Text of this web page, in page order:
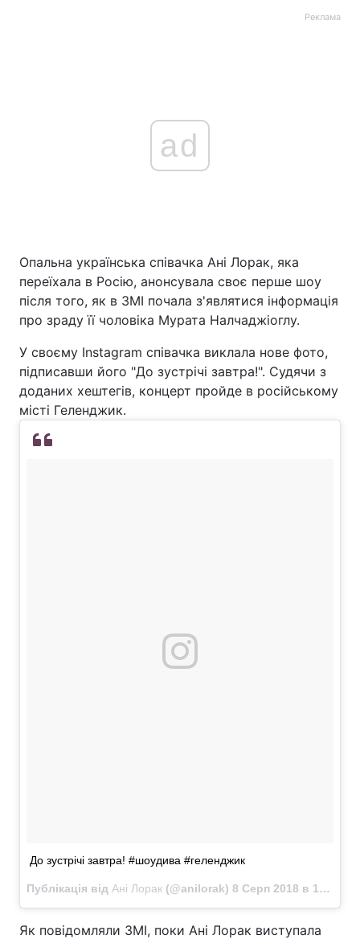
Реклама
ad
Опальна українська співачка Ані Лорак, яка
переїхала в Росію, анонсувала своє перше шоу
після того, як в ЗМІ почала з'являтися інформація
про зраду її чоловіка Мурата Налчаджіоглу.
У своєму Instagram співачка виклала нове фото,
підписавши його "До зустрічі завтра!". Судячи з
доданих хештегів, концерт пройде в російському
місті Геленджик.
До зустрічі завтра! #шоудива #геленджик
Публікація від Ані Лорак (@anilorak) 8 Серп 2018 в 10:48 PDT
Як повідомляли ЗМІ, поки Ані Лорак виступала